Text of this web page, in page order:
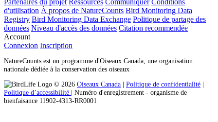
d'utilisation À propos de NatureCounts Bird Monitoring Data
Registry Bird Monitoring Data Exchange Politique de partage des
données Niveau d'accès des données Citation recommendée
Account
Connexion Inscription
NatureCounts est un programme d'Oiseaux Canada, une organisation
nationale dédiée à la conservation des oiseaux
© 2026 Oiseaux Canada | Politique de confidentialité |
Politique d’accessibilité | Numéro d'enregistrement ‐ organisme de
bienfaisance 11902-4313-RR0001